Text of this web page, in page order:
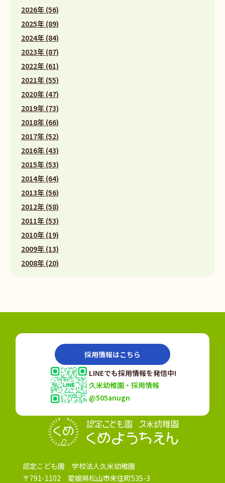
2026年 (56)
2025年 (89)
2024年 (84)
2023年 (87)
2022年 (61)
2021年 (55)
2020年 (47)
2019年 (73)
2018年 (66)
2017年 (52)
2016年 (43)
2015年 (53)
2014年 (64)
2013年 (56)
2012年 (58)
2011年 (53)
2010年 (19)
2009年 (13)
2008年 (20)
認定こども園 学校法人久米幼稚園
〒791-1102 愛媛県松山市来住町535-3
採用情報はこちら
LINEでも採用情報を発信中!
久米幼稚園・採用情報
@505anugn